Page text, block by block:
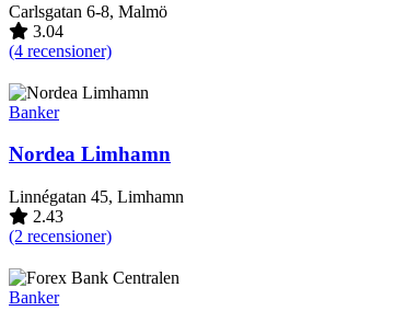
Carlsgatan 6-8, Malmö
3.04
(4 recensioner)
Banker
Nordea Limhamn
Linnégatan 45, Limhamn
2.43
(2 recensioner)
Banker